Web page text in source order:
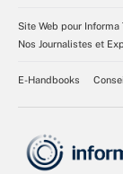
Site Web pour Informa
Nos Journalistes et
E-Handbooks